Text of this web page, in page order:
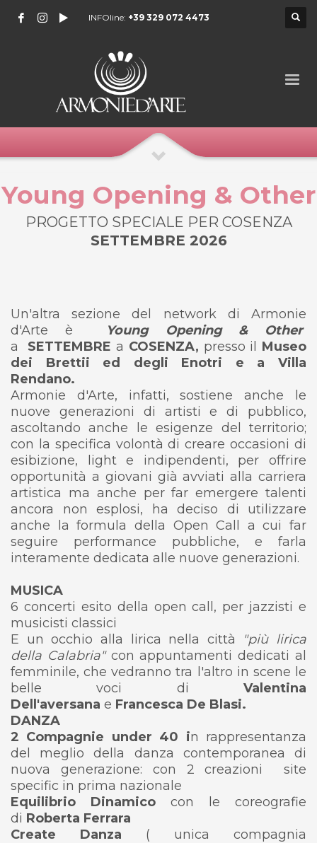
INFOline: +39 329 072 4473
Young Opening & Other
PROGETTO SPECIALE PER COSENZA
SETTEMBRE 2026
Un'altra sezione del network di Armonie
d'Arte è
Young Opening & Other
a SETTEMBRE a COSENZA, presso il Museo
dei Brettii ed degli Enotri e a Villa
Rendano.
Armonie d'Arte, infatti, sostiene anche le
nuove generazioni di artisti e di pubblico,
ascoltando anche le esigenze del territorio;
con la specifica volontà di creare occasioni di
esibizione, light e indipendenti, per offrire
opportunità a giovani già avviati alla carriera
artistica ma anche per far emergere talenti
ancora non esplosi, ha deciso di utilizzare
anche la formula della Open Call a cui far
seguire performance pubbliche, e farla
interamente dedicata alle nuove generazioni.
MUSICA
6 concerti esito della open call, per jazzisti e
musicisti classici
E un occhio alla lirica nella città
"più lirica
della Calabria" con appuntamenti dedicati al
femminile, che vedranno tra l'altro in scene le
belle voci di Valentina
Dell'aversana e Francesca De Blasi.
DANZA
2 Compagnie under 40 in rappresentanza
del meglio della danza contemporanea di
nuova generazione: con 2 creazioni site
specific in prima nazionale
Equilibrio Dinamico con le coreografie
di Roberta Ferrara
Create Danza ( unica compagnia